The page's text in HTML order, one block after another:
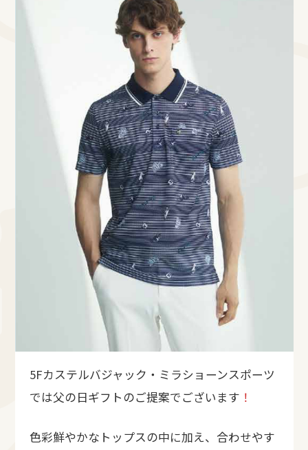
5Fカステルバジャック・ミラショーンスポーツ
では父の日ギフトのご提案でございます ！
色彩鮮やかなトップスの中に加え、合わせやす